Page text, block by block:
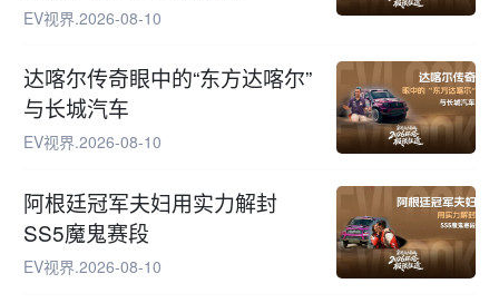
EV视界.2026-08-10
达喀尔传奇眼中的“东方达喀尔”
与长城汽车
EV视界.2026-08-10
阿根廷冠军夫妇用实力解封
SS5魔鬼赛段
EV视界.2026-08-10